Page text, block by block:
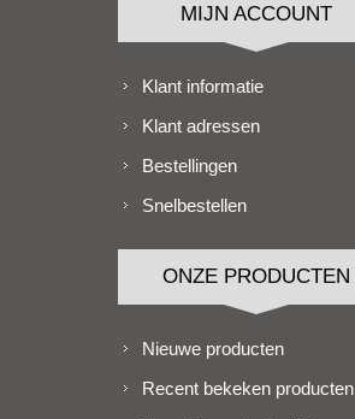
MIJN ACCOUNT
Klant informatie
Klant adressen
Bestellingen
Snelbestellen
ONZE PRODUCTEN
Nieuwe producten
Recent bekeken producten